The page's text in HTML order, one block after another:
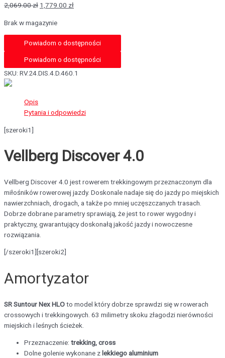
2,069.00zł 1,779.00 zł
Brak w magazynie
Powiadom o dostępności
SKU: RV.24.DIS.4.D.460.1
Opis
Pytania i odpowiedzi
[szeroki1]
Vellberg Discover 4.0
Vellberg Discover 4.0 jest rowerem trekkingowym przeznaczonym dla
miłośników rowerowej jazdy. Doskonale nadaje się do jazdy po miejskich
nawierzchniach, drogach, a także po mniej uczęszczanych trasach.
Dobrze dobrane parametry sprawiają, że jest to rower wygodny i
praktyczny, gwarantujący doskonałą jakość jazdy i nowoczesne
rozwiązania.
[/szeroki1][szeroki2]
Amortyzator
SR Suntour Nex HLOto model który dobrze sprawdzi się w rowerach
crossowych i trekkingowych. 63 milimetry skoku złagodzi nierówności
miejskich i leśnych ścieżek.
Przeznaczenie: trekking, cross
Dolne golenie wykonane z lekkiego aluminium